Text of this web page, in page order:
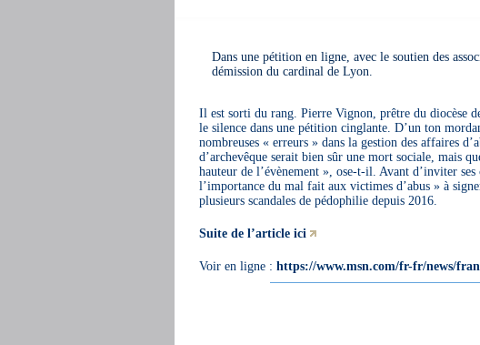
Dans une pétition en ligne, avec le soutien des
démission du cardinal de Lyon.
Il est sorti du rang. Pierre Vignon, prêtre du diocèse
le silence dans une pétition cinglante. D’un ton
nombreuses « erreurs » dans la gestion des affaires
d’archevêque serait bien sûr une mort sociale, mais
hauteur de l’évènement », ose-t-il. Avant d’inviter
l’importance du mal fait aux victimes d’abus » à
plusieurs scandales de pédophilie depuis 2016.
Suite de l’article ici
Voir en ligne : https://www.msn.com/fr-fr/news/